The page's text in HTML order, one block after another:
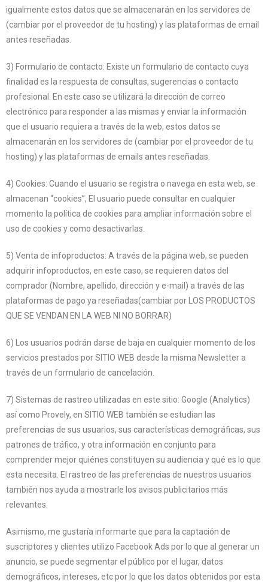
igualmente estos datos que se almacenarán en los servidores de
(cambiar por el proveedor de tu hosting) y las plataformas de email
antes reseñadas.
3) Formulario de contacto: Existe un formulario de contacto cuya
finalidad es la respuesta de consultas, sugerencias o contacto
profesional. En este caso se utilizará la dirección de correo
electrónico para responder a las mismas y enviar la información
que el usuario requiera a través de la web, estos datos se
almacenarán en los servidores de (cambiar por el proveedor de tu
hosting) y las plataformas de emails antes reseñadas.
4) Cookies: Cuando el usuario se registra o navega en esta web, se
almacenan “cookies”, El usuario puede consultar en cualquier
momento la política de cookies para ampliar información sobre el
uso de cookies y como desactivarlas.
5) Venta de infoproductos: A través de la página web, se pueden
adquirir infoproductos, en este caso, se requieren datos del
comprador (Nombre, apellido, dirección y e-mail) a través de las
plataformas de pago ya reseñadas(cambiar por LOS PRODUCTOS
QUE SE VENDAN EN LA WEB NI NO BORRAR)
6) Los usuarios podrán darse de baja en cualquier momento de los
servicios prestados por SITIO WEB desde la misma Newsletter a
través de un formulario de cancelación.
7) Sistemas de rastreo utilizadas en este sitio: Google (Analytics)
así como Provely, en SITIO WEB también se estudian las
preferencias de sus usuarios, sus características demográficas, sus
patrones de tráfico, y otra información en conjunto para
comprender mejor quiénes constituyen su audiencia y qué es lo que
esta necesita. El rastreo de las preferencias de nuestros usuarios
también nos ayuda a mostrarle los avisos publicitarios más
relevantes.
Asimismo, me gustaría informarte que para la captación de
suscriptores y clientes utilizo Facebook Ads por lo que al generar un
anuncio, se puede segmentar el público por el lugar, datos
demográficos, intereses, etc por lo que los datos obtenidos por esta